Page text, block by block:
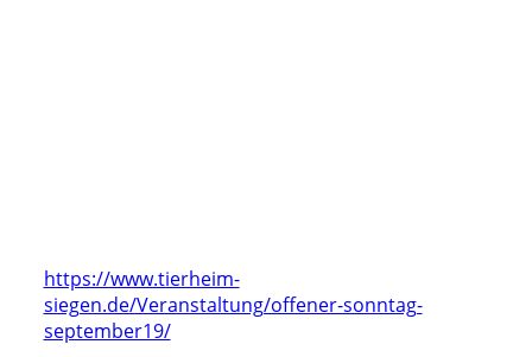
https://www.tierheim-
siegen.de/Veranstaltung/offener-sonntag-
september19/